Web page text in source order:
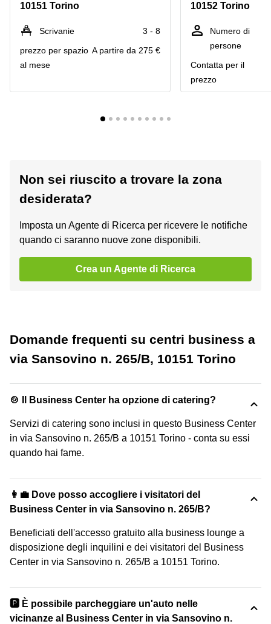
10151 Torino
Scrivanie
3 - 8
prezzo per spazio
al mese
A partire da 275 €
10152 Torino
Numero di
persone
Сontatta per il
prezzo
Non sei riuscito a trovare la zona
desiderata?
Imposta un Agente di Ricerca per ricevere le notifiche
quando ci saranno nuove zone disponibili.
Crea un Agente di Ricerca
Domande frequenti su centri business a
via Sansovino n. 265/B, 10151 Torino
🍲 Il Business Center ha opzione di catering?
Servizi di catering sono inclusi in questo Business Center
in via Sansovino n. 265/B a 10151 Torino - conta su essi
quando hai fame.
👩‍💼 Dove posso accogliere i visitatori del
Business Center in via Sansovino n. 265/B?
Beneficiati dell'accesso gratuito alla business lounge a
disposizione degli inquilini e dei visitatori del Business
Center in via Sansovino n. 265/B a 10151 Torino.
🅿️ È possibile parcheggiare un'auto nelle
vicinanze al Business Center in via Sansovino n.